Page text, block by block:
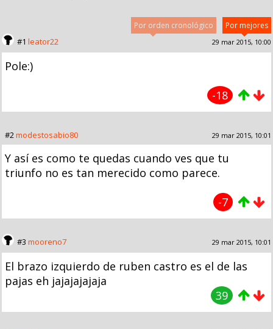
Por mejores
Por orden cronológico
#1 leator22 29 mar 2015, 10:00
Pole:)
-18
#2modestosabio80 29 mar 2015, 10:01
Y así es como te quedas cuando ves que tu
triunfo no es tan merecido como parece.
-7
#3 mooreno7 29 mar 2015, 10:01
El brazo izquierdo de ruben castro es el de las
pajas eh jajajajajaja
39